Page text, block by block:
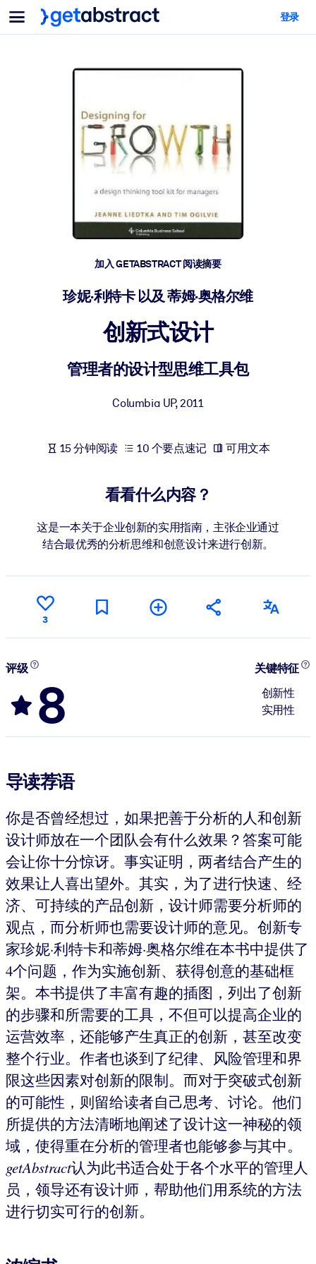
菜单
面向团队与管理者
AI 技能提升
领导力发展
帮助您的管理者为未来的工作时代做好准备。
让团队更轻松地共同学习、解决实际问题并更快采取行动。
技能提升与重塑
培养您的员工应对未来挑战所需的技能。
将简短且经过验证的知识引入您的 LMS/LXP，以获得更强的学习效
利用可靠、结构化的知识为您的人工智能系统提供动力，以改善输
面向人工智能系统
登录
加入 GETABSTRACT 阅读摘要
珍妮·利特卡 以及 蒂姆·奥格尔维
创新式设计
管理者的设计型思维工具包
Columbia UP,2011
15 分钟阅读 10 个要点速记 可用文本
看看什么内容？
这是一本关于企业创新的实用指南，主张企业通过
结合最优秀的分析思维和创意设计来进行创新。
3
评级
8
关键特征
创新性
实用性
导读荐语
你是否曾经想过，如果把善于分析的人和创新
设计师放在一个团队会有什么效果？答案可能
会让你十分惊讶。事实证明，两者结合产生的
效果让人喜出望外。其实，为了进行快速、经
济、可持续的产品创新，设计师需要分析师的
观点，而分析师也需要设计师的意见。创新专
家珍妮·利特卡和蒂姆·奥格尔维在本书中提供了
4个问题，作为实施创新、获得创意的基础框
架。本书提供了丰富有趣的插图，列出了创新
的步骤和所需要的工具，不但可以提高企业的
运营效率，还能够产生真正的创新，甚至改变
整个行业。作者也谈到了纪律、风险管理和界
限这些因素对创新的限制。而对于突破式创新
的可能性，则留给读者自己思考、讨论。他们
所提供的方法清晰地阐述了设计这一神秘的领
域，使得重在分析的管理者也能够参与其中。
getAbstract认为此书适合处于各个水平的管理人
员，领导还有设计师，帮助他们用系统的方法
进行切实可行的创新。